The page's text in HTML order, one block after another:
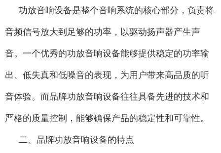
功放音响设备是整个音响系统的核心部分，负责将
音频信号放大到足够的功率，以驱动扬声器产生声
音。一个优秀的功放音响设备能够提供稳定的功率输
出、低失真和低噪音的表现，为用户带来高品质的听
音体验。而品牌功放音响设备往往具备先进的技术和
严格的质量控制，能够确保产品的稳定性和可靠性。
二、品牌功放音响设备的特点